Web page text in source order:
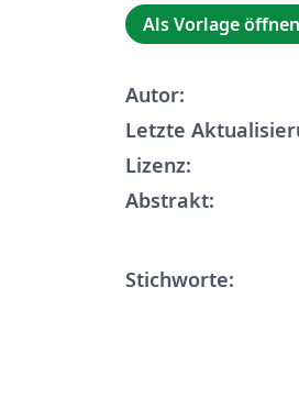
Als Vorlage öffnen
Autor:
Letzte
Lizenz:
Abstrakt:
Stichworte: